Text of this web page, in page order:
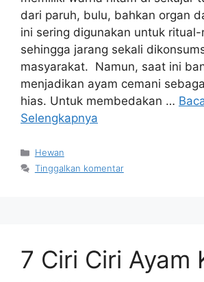
dari paruh, bulu, bahkan organ
ini sering digunakan untuk
sehingga jarang sekali
masyarakat. Namun, saat ini
menjadikan ayam cemani
hias. Untuk membedakan …
Selengkapnya
Kategori
Hewan
Tinggalkan komentar
7 Ciri Ciri Ayam